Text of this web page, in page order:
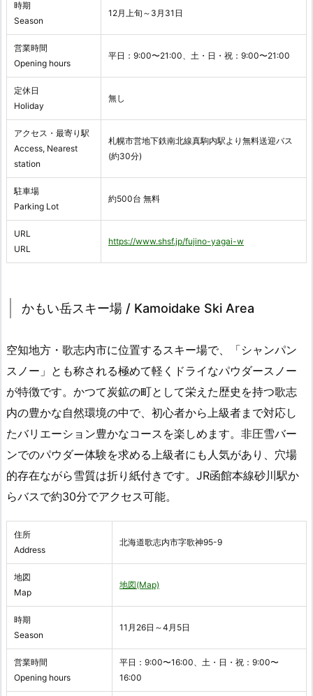
時期
Season
12月上旬～3月31日
営業時間
Opening hours
平日：9:00〜21:00、土・日・祝：9:00〜21:00
定休日
Holiday
無し
アクセス・最寄り駅
Access, Nearest
station
札幌市営地下鉄南北線真駒内駅より無料送迎バス
(約30分)
駐車場
Parking Lot
約500台 無料
URL
URL
https://www.shsf.jp/fujino-yagai-w
かもい岳スキー場 / Kamoidake Ski Area
空知地方・歌志内市に位置するスキー場で、「シャンパン
スノー」とも称される極めて軽くドライなパウダースノー
が特徴です。かつて炭鉱の町として栄えた歴史を持つ歌志
内の豊かな自然環境の中で、初心者から上級者まで対応し
たバリエーション豊かなコースを楽しめます。非圧雪バー
ンでのパウダー体験を求める上級者にも人気があり、穴場
的存在ながら雪質は折り紙付きです。JR函館本線砂川駅か
らバスで約30分でアクセス可能。
住所
Address
北海道歌志内市字歌神95-9
地図
Map
地図(Map)
時期
Season
11月26日～4月5日
営業時間
Opening hours
平日：9:00〜16:00、土・日・祝：9:00〜
16:00